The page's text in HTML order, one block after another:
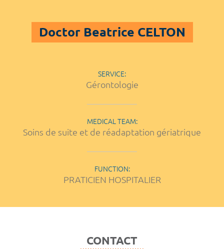
Doctor Beatrice CELTON
SERVICE:
Gérontologie
MEDICAL TEAM:
Soins de suite et de réadaptation gériatrique
FUNCTION:
PRATICIEN HOSPITALIER
CONTACT